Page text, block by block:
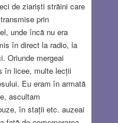
de ziariști străini care
prin
unde încă nu era
în direct la radio, la
Oriunde mergeai
în licee, multe lecții
Eu eram în armată
ascultam
în stații etc. auzeai